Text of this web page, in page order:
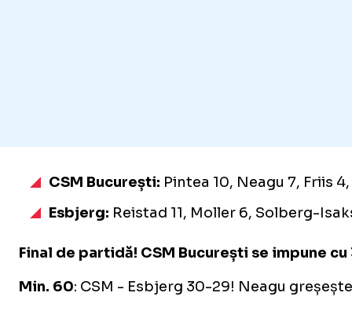
CSM București: Pintea 10, Neagu 7, Friis
Esbjerg: Reistad 11, Moller 6, Solberg-
Final de partidă! CSM București se impune
Min. 60: CSM - Esbjerg 30-29! Neagu